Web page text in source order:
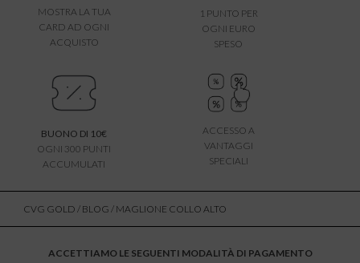
MOSTRA LA TUA
CARD AD OGNI
ACQUISTO
1 PUNTO PER
OGNI EURO
SPESO
BUONO DI 10€
OGNI 300 PUNTI
ACCUMULATI
ACCESSO A
VANTAGGI
SPECIALI
CVG GOLD / BLOG / MAGLIONE COLLO ALTO
ACCETTIAMO LE SEGUENTI MODALITÀ DI PAGAMENTO